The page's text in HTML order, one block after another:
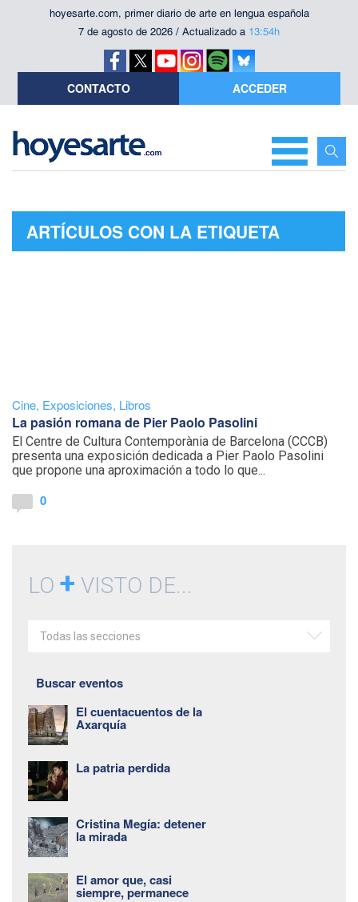
hoyesarte.com, primer diario de arte en lengua española
7 de agosto de 2026 / Actualizado a 13:54h
CONTACTO ACCEDER
ARTÍCULOS CON LA ETIQUETA
Cine, Exposiciones, Libros
La pasión romana de Pier Paolo Pasolini
El Centre de Cultura Contemporània de Barcelona (CCCB)
presenta una exposición dedicada a Pier Paolo Pasolini
que propone una aproximación a todo lo que...
0
LO + VISTO DE...
Todas las secciones
Buscar eventos
El cuentacuentos de la
Axarquía
La patria perdida
Cristina Megía: detener
la mirada
El amor que, casi
siempre, permanece